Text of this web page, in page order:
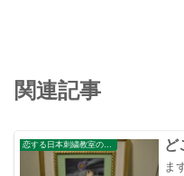
関連記事
ど
ま